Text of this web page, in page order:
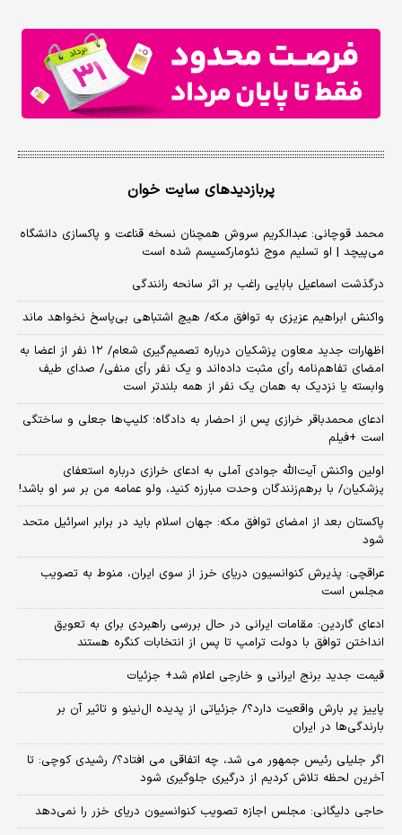
پربازدیدهای سایت خوان
محمد قوچانی: عبدالکریم سروش همچنان نسخه قناعت و پاکسازی دانشگاه
می‌پیچد | او تسلیم موج نئومارکسیسم شده است
درگذشت اسماعیل بابایی راغب بر اثر سانحه رانندگی
واکنش ابراهیم عزیزی به توافق مکه/ هیچ اشتباهی بی‌پاسخ نخواهد ماند
اظهارات جدید معاون پزشکیان درباره تصمیم‌گیری شعام/ ۱۲ نفر از اعضا به
امضای تفاهم‌نامه رأی مثبت داده‌اند و یک نفر رأی منفی/ صدای طیف
وابسته یا نزدیک به همان یک نفر از همه بلندتر است
ادعای محمدباقر خرازی پس از احضار به دادگاه؛ کلیپ‌ها جعلی و ساختگی
است +فیلم
اولین واکنش آیت‌الله جوادی آملی به ادعای خرازی درباره استعفای
پزشکیان/ با برهم‌زنندگان وحدت مبارزه کنید، ولو عمامه من بر سر او باشد!
پاکستان بعد از امضای توافق مکه: جهان اسلام باید در برابر اسرائیل متحد
شود
عراقچی: پذیرش کنوانسیون دریای خرز از سوی ایران، منوط به تصویب
مجلس است
ادعای گاردین: مقامات ایرانی در حال بررسی راهبردی برای به تعویق
انداختن توافق با دولت ترامپ تا پس از انتخابات کنگره هستند
قیمت جدید برنج ایرانی و خارجی اعلام شد+ جزئیات
پاییز پر بارش واقعیت دارد؟/ جزئیاتی از پدیده ال‌نینو و تاثیر آن بر
بارندگی‌ها در ایران
اگر جلیلی رئیس جمهور می شد، چه اتفاقی می افتاد؟/ رشیدی کوچی: تا
آخرین لحظه تلاش کردیم از درگیری جلوگیری شود
حاجی دلیگانی: مجلس اجازه تصویب کنوانسیون دریای خزر را نمی‌دهد